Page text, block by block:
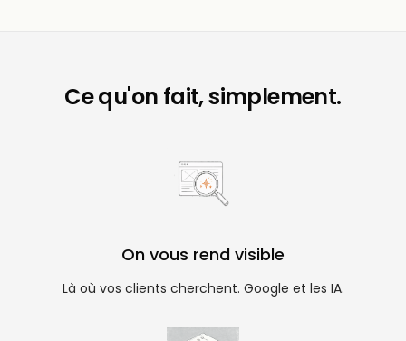
Ce qu'on fait, simplement.
On vous rend visible
Là où vos clients cherchent. Google et les IA.